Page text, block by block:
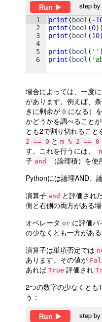
Run step
1
2
3
4
5
6
print (bool ( -
print (bool (0))
print (bool (10
print (bool ( ''
print (bool (
場合によっては、一度
があります。例えば、
きに剰余が 0 になる）
かどうかを調べること
とも2で割り切れること
2 == 0 と m % 2 == 0
す。これを行うには、
子 and
（論理積）を使
Pythonには論理AND、
演算子 and と評価され
側と右側の両方がある
オペレータ or に評価バ
の少なくとも一方があ
演算子は単項否定では
あります。その値が
あれば True 評価され
2つの数字の少なくとも
う：
Run
step